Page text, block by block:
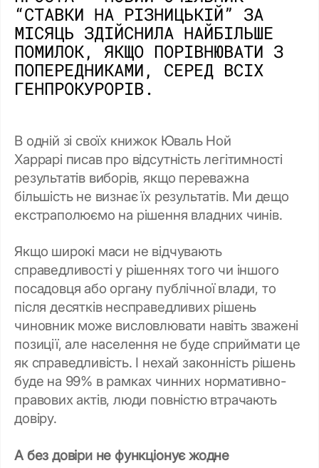
“СТАВКИ НА РІЗНИЦЬКІЙ” ЗА
МІСЯЦЬ ЗДІЙСНИЛА НАЙБІЛЬШЕ
ПОМИЛОК, ЯКЩО ПОРІВНЮВАТИ З
ПОПЕРЕДНИКАМИ, СЕРЕД ВСІХ
ГЕНПРОКУРОРІВ.
В одній зі своїх книжок Юваль Ной
Харрарі писав про відсутність легітимності
результатів виборів, якщо переважна
більшість не визнає їх результатів. Ми дещо
екстраполюємо на рішення владних чинів.
Якщо широкі маси не відчувають
справедливості у рішеннях того чи іншого
посадовця або органу публічної влади, то
після десятків несправедливих рішень
чиновник може висловлювати навіть зважені
позиції, але населення не буде сприймати це
як справедливість. І нехай законність рішень
буде на 99% в рамках чинних нормативно-
правових актів, люди повністю втрачають
довіру.
А без довіри не функціонує жодне